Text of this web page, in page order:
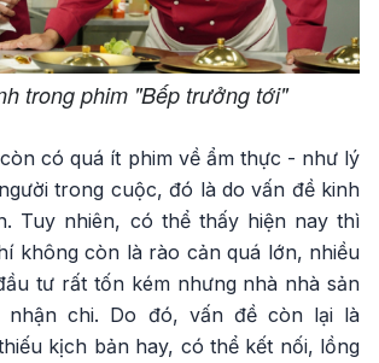
trong phim "Bếp trưởng tới"
có quá ít phim về ẩm thực - như lý
trong cuộc, đó là do vấn đề kinh
Tuy nhiên, có thể thấy hiện nay thì
không còn là rào cản quá lớn, nhiều
tư rất tốn kém nhưng nhà nhà sản
nhận chi. Do đó, vấn đề còn lại là
kịch bản hay, có thể kết nối, lồng